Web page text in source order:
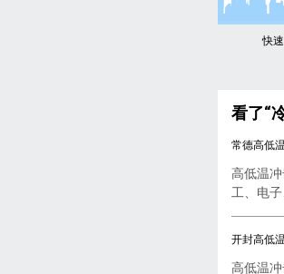
快
看了“
常德高低
高低温
工、电
开封高低
高低温